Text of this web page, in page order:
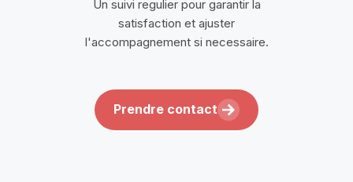
Un suivi regulier pour garantir la
satisfaction et ajuster
l'accompagnement si necessaire.
Prendre contact